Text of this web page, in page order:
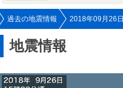
過去の地震情報 2018年09月26日
地震情報